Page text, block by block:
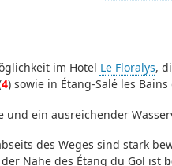
im Hotel Le Floralys,
4) sowie in Étang-Salé les
und ein ausreichender
des Weges sind stark
Nähe des Étang du Gol ist